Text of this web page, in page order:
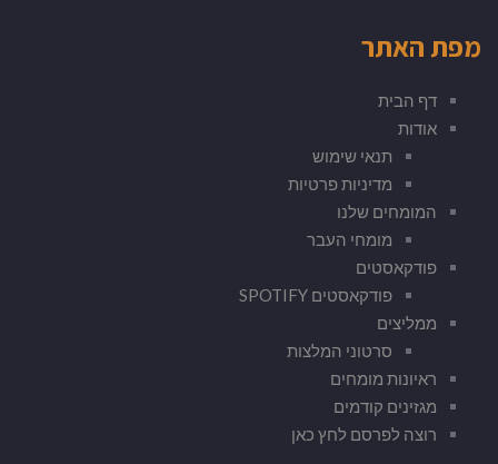
מפת האתר
דף הבית
אודות
תנאי שימוש
מדיניות פרטיות
המומחים שלנו
מומחי העבר
פודקאסטים
פודקאסטים SPOTIFY
ממליצים
סרטוני המלצות
ראיונות מומחים
מגזינים קודמים
רוצה לפרסם לחץ כאן